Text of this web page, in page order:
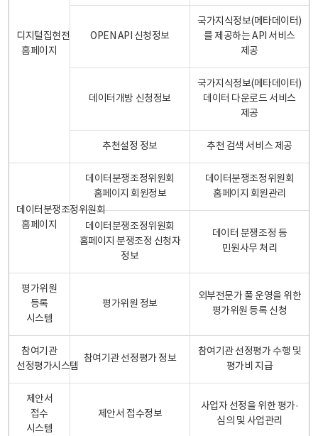
디지털집현전
홈페이지
OPEN API 신청정보
국가지식정보(메타데이터)
를 제공하는 API 서비스
제공
데이터개방 신청정보
국가지식정보(메타데이터)
데이터 다운로드 서비스
제공
추천설정 정보 추천 검색 서비스 제공
데이터분쟁조정위원회
홈페이지
데이터분쟁조정위원회
홈페이지 회원정보
데이터분쟁조정위원회
홈페이지 회원관리
데이터분쟁조정위원회
홈페이지 분쟁조정 신청자
정보
데이터 분쟁조정 등
민원사무 처리
평가위원
등록
시스템
평가위원 정보
외부전문가 풀 운영을 위한
평가위원 등록 신청
참여기관
선정평가시스템
참여기관 선정평가 정보
참여기관 선정평가 수행 및
평가비 지급
제안서
접수
시스템
제안서 접수정보
사업자 선정을 위한 평가·
심의 및 사업관리